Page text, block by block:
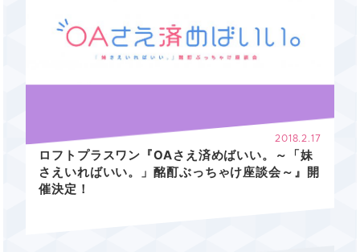
2018.2.17
ロフトプラスワン『OAさえ済めばいい。～「妹
さえいればいい。」酩酊ぶっちゃけ座談会～』開
催決定！